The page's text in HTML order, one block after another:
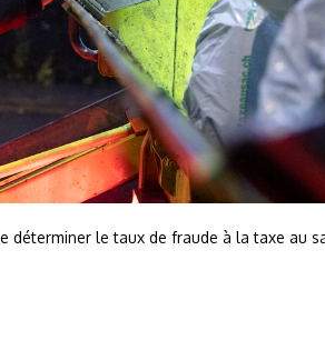
déterminer le taux de fraude à la taxe au